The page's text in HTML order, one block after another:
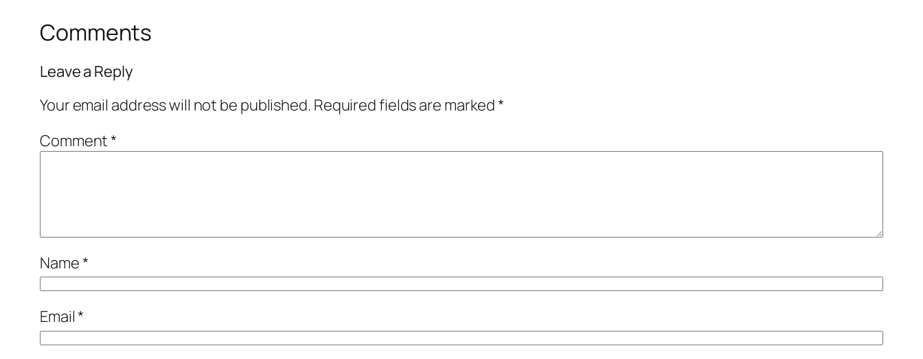
Comments
Leave a Reply
Your email address will not be published. Required fields are marked*
Comment*
Name*
Email*